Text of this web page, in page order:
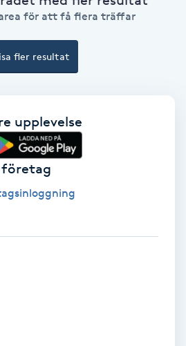
för att få flera träffar
fler resultat
upplevelse